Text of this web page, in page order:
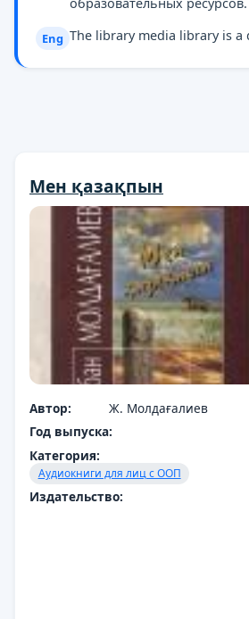
образовательных ресурсов.
Eng The library media library is
Мен қазақпын
Автор:
Ж. Молдағалиев
Год выпуска:
Категория:
Аудиокниги для лиц с ООП
Издательство: